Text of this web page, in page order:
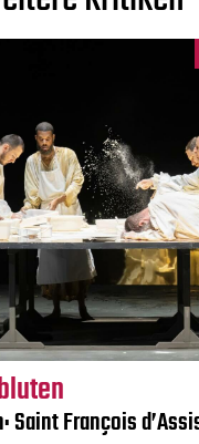
Saint François